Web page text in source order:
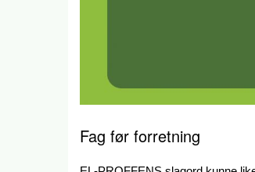
Fag før forretning